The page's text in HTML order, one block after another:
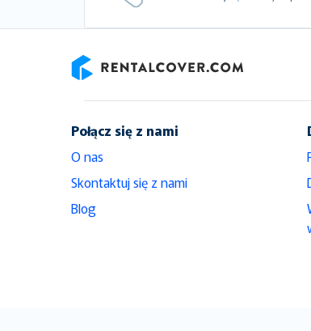
Połącz się z nami
O nas
Skontaktuj się z nami
Blog